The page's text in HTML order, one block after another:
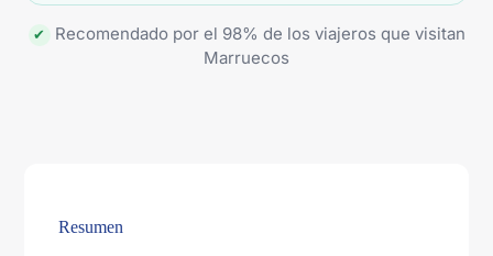
✔
Recomendado por el 98% de los viajeros que visitan
Marruecos
Resumen